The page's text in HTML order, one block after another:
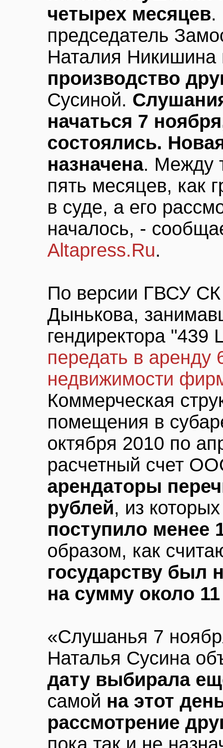
четырех месяцев.
председатель
Наталия
производство
Сусиной.
начаться 7
состоялись.
назначена. Между
пять месяцев, как
в суде, а его
началось, -
Altapress.Ru.
По версии ГВСУ СК
Дынькова,
гендиректора
передать в аренду
недвижимости
Коммерческая
помещения в
октября 2010 по
расчетный счет
арендаторы
рублей, из
поступило менее
образом, как
государству был
на сумму около
«Слушанья 7
Наталья Сусина
дату выбирала
самой на этот
рассмотрение